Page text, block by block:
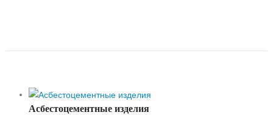
Асбестоцементные изделия